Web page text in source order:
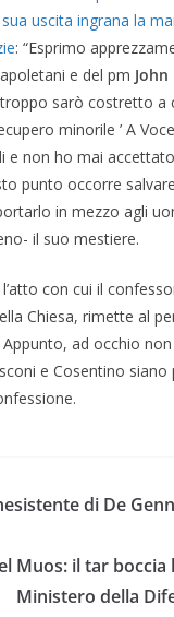
uscita ingrana la
: “Esprimo
e del pm
sarò costretto a
minorile ’ A Voce
e non ho mai
punto occorre
in mezzo agli
il suo mestiere.
l’atto con cui il
Chiesa, rimette al
ad occhio
e Cosentino siano
di De
Muos: il tar boccia
Ministero della